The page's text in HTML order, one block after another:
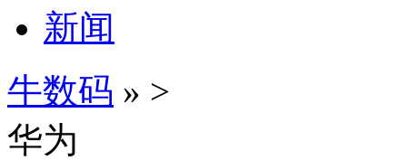
新闻
牛数码 » >
华为